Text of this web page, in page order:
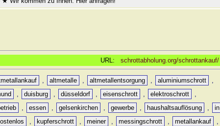
URL: schrottabholung.org/schrottankauf/
, altmetalle , altmetallentsorgung , aluminiumschrott
,
, duisburg , düsseldorf , eisenschrott , elektroschrott
,
, essen , gelsenkirchen , gewerbe , haushaltsauflösung ,
in
, kupferschrott , meiner , messingschrott , metallankauf
,